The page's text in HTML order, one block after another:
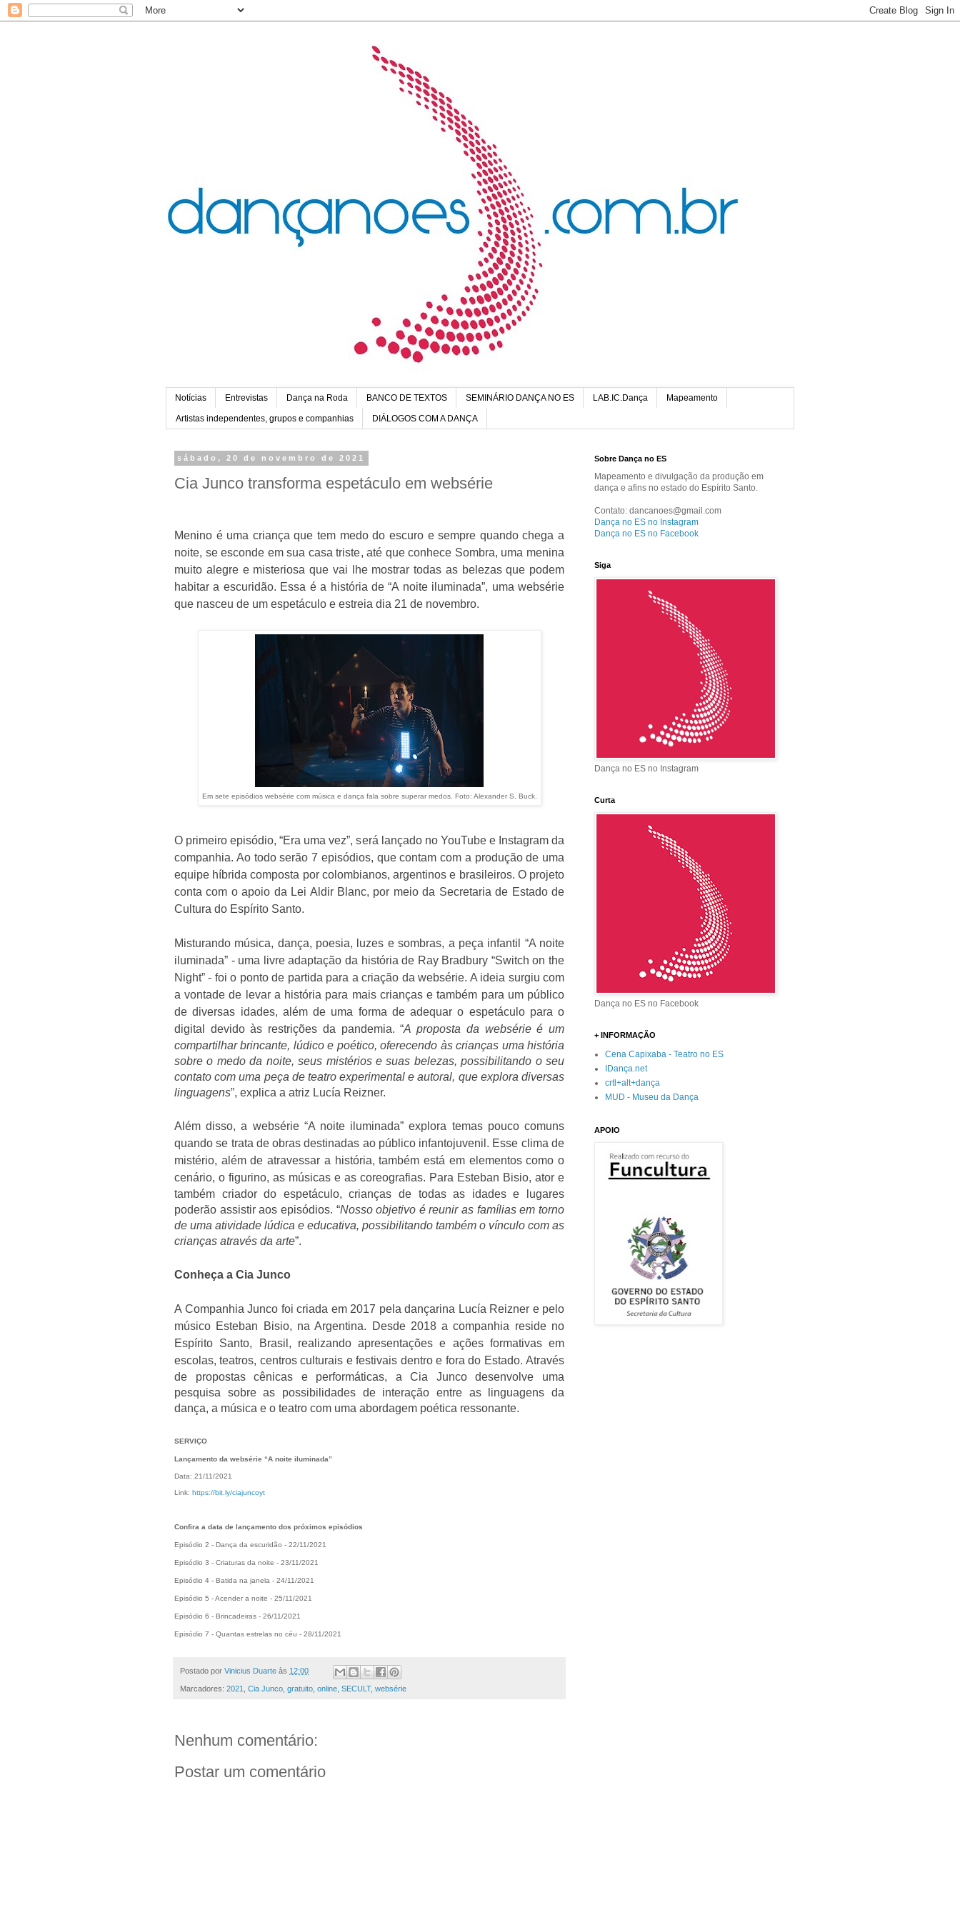
Notícias Entrevistas Dança na Roda BANCO DE TEXTOS SEMINÁRIO DANÇA NO ES LAB.IC.Dança Mapeamento
Artistas independentes, grupos e companhias DIÁLOGOS COM A DANÇA
sábado, 20 de novembro de 2021
Cia Junco transforma espetáculo em websérie
Menino é uma criança que tem medo do escuro e sempre quando chega a
noite, se esconde em sua casa triste, até que conhece Sombra, uma menina
muito alegre e misteriosa que vai lhe mostrar todas as belezas que podem
habitar a escuridão. Essa é a história de “A noite iluminada”, uma websérie
que nasceu de um espetáculo e estreia dia 21 de novembro.
Em sete episódios websérie com música e dança fala sobre superar medos. Foto: Alexander S. Buck.
O primeiro episódio, “Era uma vez”, será lançado no YouTube e Instagram da
companhia. Ao todo serão 7 episódios, que contam com a produção de uma
equipe híbrida composta por colombianos, argentinos e brasileiros. O projeto
conta com o apoio da Lei Aldir Blanc, por meio da Secretaria de Estado de
Cultura do Espírito Santo.
Misturando música, dança, poesia, luzes e sombras, a peça infantil “A noite
iluminada” - uma livre adaptação da história de Ray Bradbury “Switch on the
Night” - foi o ponto de partida para a criação da websérie. A ideia surgiu com
a vontade de levar a história para mais crianças e também para um público
de diversas idades, além de uma forma de adequar o espetáculo para o
digital devido às restrições da pandemia.“A proposta da websérie é um
compartilhar brincante, lúdico e poético, oferecendo às crianças uma história
sobre o medo da noite, seus mistérios e suas belezas, possibilitando o seu
contato com uma peça de teatro experimental e autoral, que explora diversas
linguagens”, explica a atriz Lucía Reizner.
Além disso, a websérie “A noite iluminada” explora temas pouco comuns
quando se trata de obras destinadas ao público infantojuvenil. Esse clima de
mistério, além de atravessar a história, também está em elementos como o
cenário, o figurino, as músicas e as coreografias. Para Esteban Bisio, ator e
também criador do espetáculo, crianças de todas as idades e lugares
poderão assistir aos episódios. “Nosso objetivo é reunir as famílias em torno
de uma atividade lúdica e educativa, possibilitando também o vínculo com as
crianças através da arte”.
Conheça a Cia Junco
A Companhia Junco foi criada em 2017 pela dançarina Lucía Reizner e pelo
músico Esteban Bisio, na Argentina. Desde 2018 a companhia reside no
Espírito Santo, Brasil, realizando apresentações e ações formativas em
escolas, teatros, centros culturais e festivais dentro e fora do Estado. Através
de propostas cênicas e performáticas, a Cia Junco desenvolve uma
pesquisa sobre as possibilidades de interação entre as linguagens da
dança, a música e o teatro com uma abordagem poética ressonante.
SERVIÇO
Lançamento da websérie “A noite iluminada”
Data: 21/11/2021
Link: https://bit.ly/ciajuncoyt
Confira a data de lançamento dos próximos episódios
Episódio 2 - Dança da escuridão - 22/11/2021
Episódio 3 - Criaturas da noite - 23/11/2021
Episódio 4 - Batida na janela - 24/11/2021
Episódio 5 - Acender a noite - 25/11/2021
Episódio 6 - Brincadeiras - 26/11/2021
Episódio 7 - Quantas estrelas no céu - 28/11/2021
Postado por Vinicius Duarte às 12:00
Marcadores: 2021 Cia Junco gratuito online SECULT, websérie
Nenhum comentário:
Postar um comentário
Sobre Dança no ES
Mapeamento e divulgação da produção em
dança e afins no estado do Espírito Santo.
Contato: dancanoes@gmail.com
Dança no ES no Instagram
Dança no ES no Facebook
Siga
Dança no ES no Instagram
Curta
Dança no ES no Facebook
+ INFORMAÇÃO
Cena Capixaba - Teatro no ES
IDança.net
crtl+alt+dança
MUD - Museu da Dança
APOIO